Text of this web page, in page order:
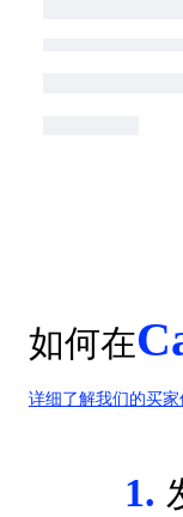
如何在
详细了解我们的买家
1.